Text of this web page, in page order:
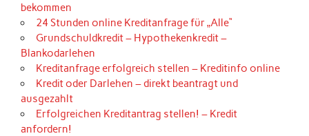
bekommen
24 Stunden online Kreditanfrage für „Alle“
Grundschuldkredit – Hypothekenkredit –
Blankodarlehen
Kreditanfrage erfolgreich stellen – Kreditinfo online
Kredit oder Darlehen – direkt beantragt und
ausgezahlt
Erfolgreichen Kreditantrag stellen! – Kredit
anfordern!